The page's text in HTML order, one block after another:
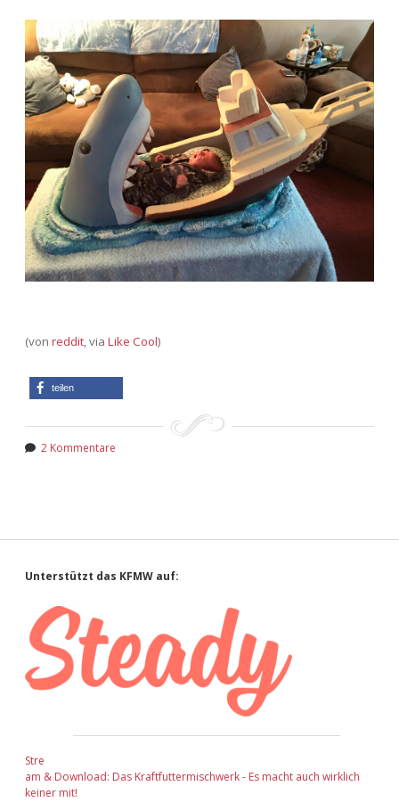
(von reddit, via Like Cool)
teilen
2 Kommentare
Sidebar
Unterstützt das KFMW auf:
Stre
am & Download: Das Kraftfuttermischwerk - Es macht auch wirklich
keiner mit!